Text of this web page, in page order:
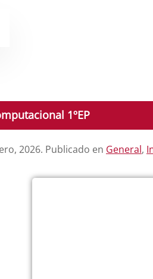
1ºEP
2026. Publicado en General,